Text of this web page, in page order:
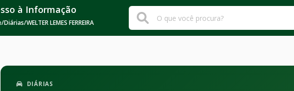
à Informação
/Diárias/WELTER LEMES FERREIRA
DIÁRIAS